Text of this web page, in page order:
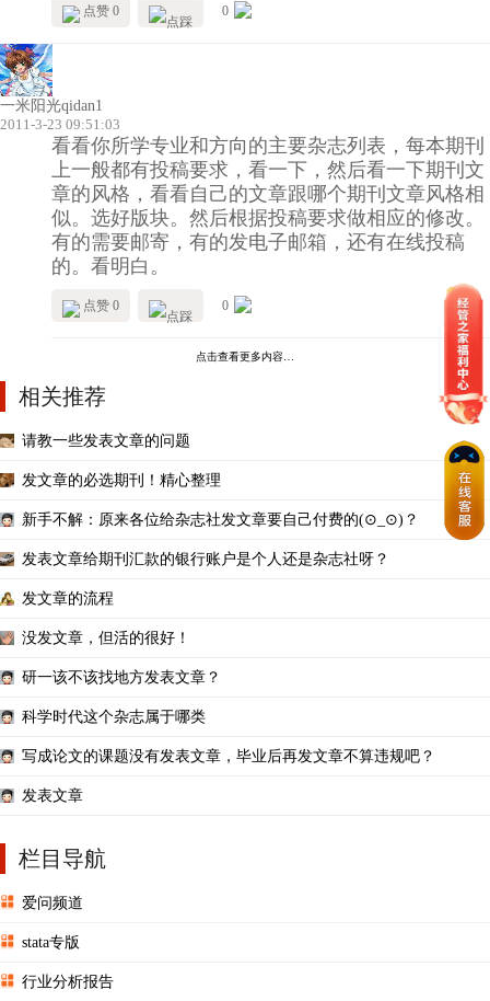
点赞 0 0
一米阳光qidan1
2011-3-23 09:51:03
看看你所学专业和方向的主要杂志列表，每本期刊
上一般都有投稿要求，看一下，然后看一下期刊文
章的风格，看看自己的文章跟哪个期刊文章风格相
似。选好版块。然后根据投稿要求做相应的修改。
有的需要邮寄，有的发电子邮箱，还有在线投稿
的。看明白。
点赞 0 0
点击查看更多内容…
相关推荐
请教一些发表文章的问题
发文章的必选期刊！精心整理
新手不解：原来各位给杂志社发文章要自己付费的(⊙_⊙)？
发表文章给期刊汇款的银行账户是个人还是杂志社呀？
发文章的流程
没发文章，但活的很好！
研一该不该找地方发表文章？
科学时代这个杂志属于哪类
写成论文的课题没有发表文章，毕业后再发文章不算违规吧？
发表文章
栏目导航
爱问频道
stata专版
行业分析报告